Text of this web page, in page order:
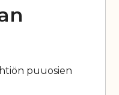
puuosien